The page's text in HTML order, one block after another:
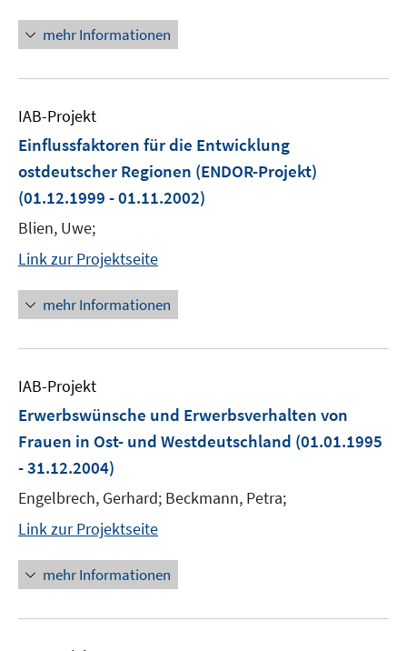
mehr Informationen
IAB-Projekt
Einflussfaktoren für die Entwicklung
ostdeutscher Regionen (ENDOR-Projekt)
(01.12.1999 - 01.11.2002)
Blien, Uwe;
Link zur Projektseite
mehr Informationen
IAB-Projekt
Erwerbswünsche und Erwerbsverhalten von
Frauen in Ost- und Westdeutschland (01.01.1995
- 31.12.2004)
Engelbrech, Gerhard; Beckmann, Petra;
Link zur Projektseite
mehr Informationen